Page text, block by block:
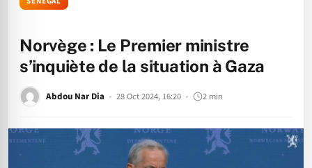
Norvège : Le Premier ministre
s’inquiète de la situation à Gaza
Abdou Nar Dia 28 Oct 2024, 16:20 2 min